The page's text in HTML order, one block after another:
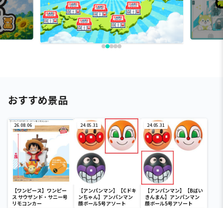
おすすめ景品
26.08.06
【ワンピース】ワンピー
ス サウザンド・サニー号
リモコンカー
24.05.31
【アンパンマン】【Cドキ
ンちゃん】アンパンマン
顔ボール5号アソート
24.05.31
【アンパンマン】【Bばい
きんまん】アンパンマン
顔ボール5号アソート